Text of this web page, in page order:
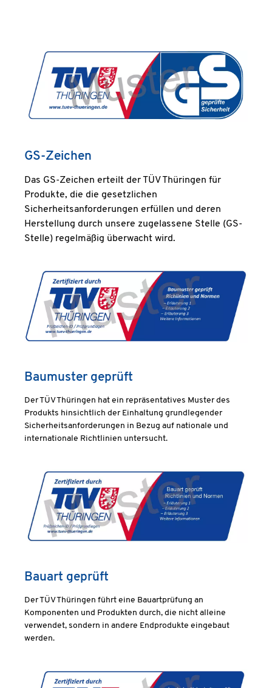
GS-Zeichen
Das GS-Zeichen erteilt der TÜV Thüringen für
Produkte, die die gesetzlichen
Sicherheitsanforderungen erfüllen und deren
Herstellung durch unsere zugelassene Stelle (GS-
Stelle) regelmäßig überwacht wird.
Baumuster geprüft
Der TÜV Thüringen hat ein repräsentatives Muster des
Produkts hinsichtlich der Einhaltung grundlegender
Sicherheitsanforderungen in Bezug auf nationale und
internationale Richtlinien untersucht.
Bauart geprüft
Der TÜV Thüringen führt eine Bauartprüfung an
Komponenten und Produkten durch, die nicht alleine
verwendet, sondern in andere Endprodukte eingebaut
werden.